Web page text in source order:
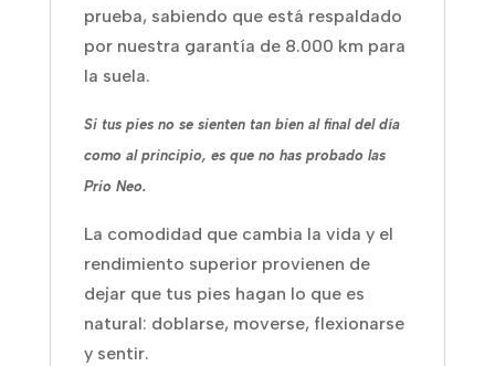
prueba, sabiendo que está respaldado
por nuestra garantía de 8.000 km para
la suela.
Si tus pies no se sienten tan bien al final del día
como al principio, es que no has probado las
Prio Neo.
La comodidad que cambia la vida y el
rendimiento superior provienen de
dejar que tus pies hagan lo que es
natural: doblarse, moverse, flexionarse
y sentir.